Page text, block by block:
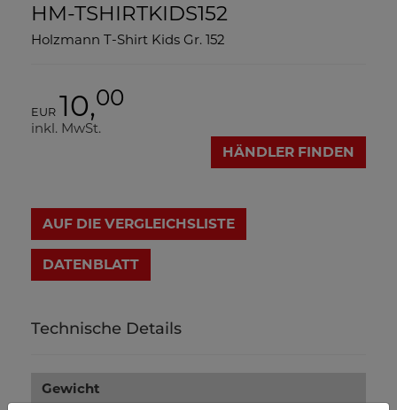
HM-TSHIRTKIDS152
Holzmann T-Shirt Kids Gr. 152
EUR 10,00
inkl. MwSt.
HÄNDLER FINDEN
AUF DIE VERGLEICHSLISTE
DATENBLATT
Technische Details
Gewicht